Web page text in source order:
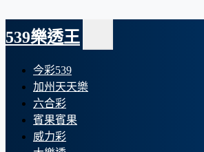
539樂透王
今彩539
加州天天樂
六合彩
賓果賓果
威力彩